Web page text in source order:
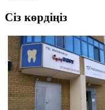
Сіз көрдіңіз